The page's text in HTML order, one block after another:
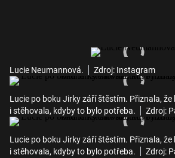
Lucie Neumannová. Zdroj: Instagram
Lucie po boku Jirky září štěstím. Přiznala, že
i stěhovala, kdyby to bylo potřeba.
Zdroj:
Lucie po boku Jirky září štěstím. Přiznala, že
i stěhovala, kdyby to bylo potřeba.
Zdroj: